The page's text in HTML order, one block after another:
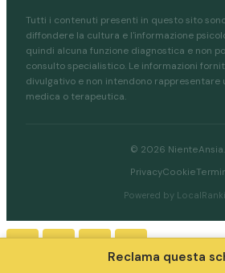
Reclama questa
Tutti i contenuti presenti in questo sito
diffondere la cultura e l'informazione
quindi alcuna funzione diagnostica e non
consulto specialistico. Le informazioni
divulgativo e non intendono rappresentare
medica o terapeutica.
© 2026
PrivacyCookie
Powered by